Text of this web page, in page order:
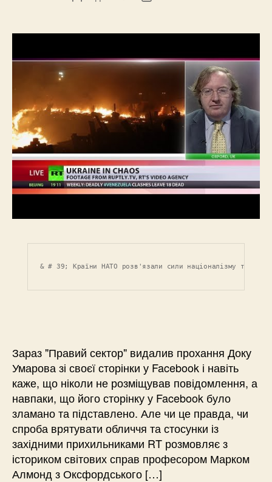
& # 39; Країни НАТО розв'язали сили націоналізму та
Зараз "Правий сектор" видалив прохання Доку
Умарова зі своєї сторінки у Facebook і навіть
каже, що ніколи не розміщував повідомлення, а
навпаки, що його сторінку у Facebook було
зламано та підставлено. Але чи це правда, чи
спроба врятувати обличчя та стосунки із
західними прихильниками RT розмовляє з
істориком світових справ професором Марком
Алмонд з Оксфордського […]